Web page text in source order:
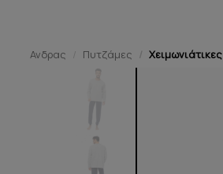
Ανδρας Πυτζάμες Χειμωνιάτικες